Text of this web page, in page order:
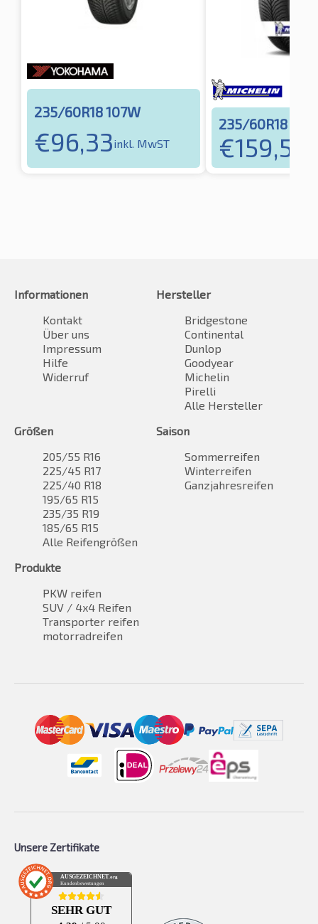
235/60R18 107W
€96,33inkl. MwST
235/60R18
€159,52
Informationen
Kontakt
Über uns
Impressum
Hilfe
Widerruf
Hersteller
Bridgestone
Continental
Dunlop
Goodyear
Michelin
Pirelli
Alle Hersteller
Größen
205/55 R16
225/45 R17
225/40 R18
195/65 R15
235/35 R19
185/65 R15
Alle Reifengrößen
Saison
Sommerreifen
Winterreifen
Ganzjahresreifen
Produkte
PKW reifen
SUV / 4x4 Reifen
Transporter reifen
motorradreifen
Unsere Zertifikate
AUSGEZEICHNET .org
Kundenbewertungen
SEHR GUT